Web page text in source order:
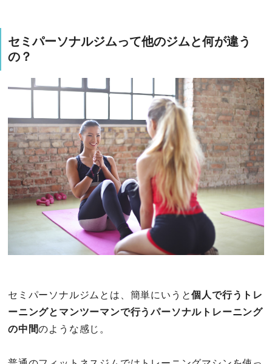
セミパーソナルジムって他のジムと何が違う
の？
セミパーソナルジムとは、簡単にいうと個人で行うトレ
ーニングとマンツーマンで行うパーソナルトレーニング
の中間のような感じ。